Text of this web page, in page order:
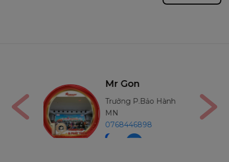
Hành
Mr Thường
Trưởng P.Bảo Hành
MB
0971234540